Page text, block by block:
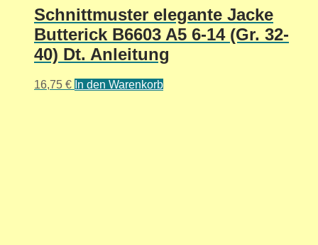
Schnittmuster elegante Jacke
Butterick B6603 A5 6-14 (Gr. 32-
40) Dt. Anleitung
16,75 € In den Warenkorb